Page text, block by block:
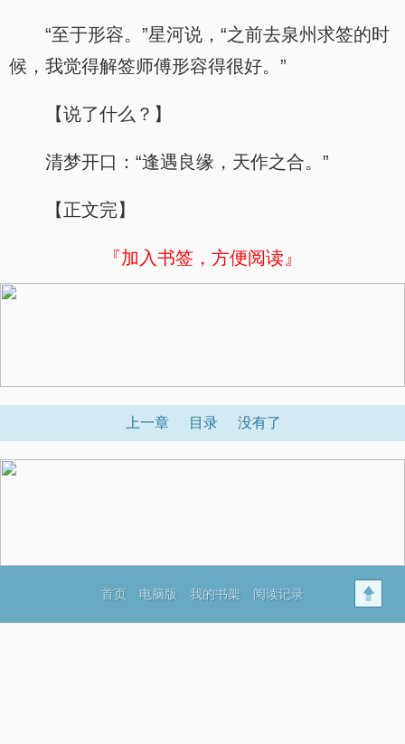
“至于形容。”星河说，“之前去泉州求签的时
候，我觉得解签师傅形容得很好。”
【说了什么？】
清梦开口：“逢遇良缘，天作之合。”
【正文完】
『加入书签，方便阅读』
上一章 目录 没有了
首页 电脑版 我的书架 阅读记录